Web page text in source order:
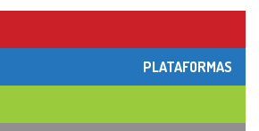
PLATAFORMAS